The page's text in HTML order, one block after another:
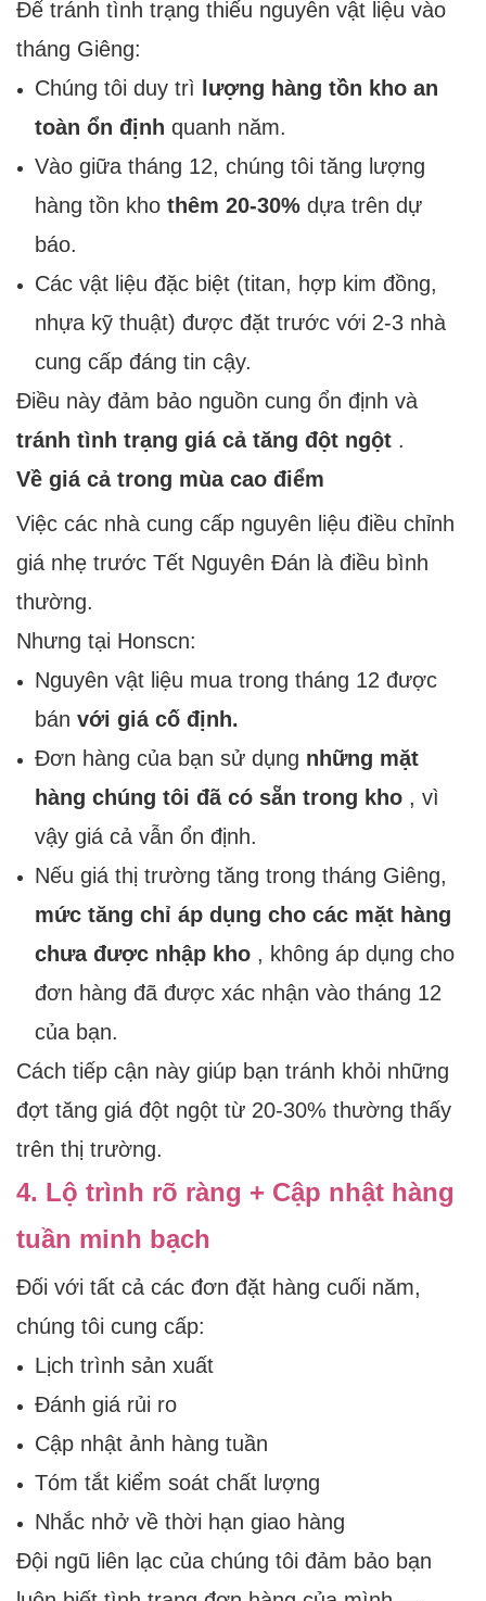
Để tránh tình trạng thiếu nguyên vật liệu vào
tháng Giêng:
Chúng tôi duy trì
lượng hàng tồn kho an
toàn ổn định quanh năm.
Vào giữa tháng 12, chúng tôi tăng lượng
hàng tồn kho thêm 20-30%dựa trên dự
báo.
Các vật liệu đặc biệt (titan, hợp kim đồng,
nhựa kỹ thuật) được đặt trước với 2-3 nhà
cung cấp đáng tin cậy.
Điều này đảm bảo nguồn cung ổn định và
tránh tình trạng giá cả tăng đột ngột .
Về giá cả trong mùa cao điểm
Việc các nhà cung cấp nguyên liệu điều chỉnh
giá nhẹ trước Tết Nguyên Đán là điều bình
thường.
Nhưng tại Honscn:
Nguyên vật liệu mua trong tháng 12 được
bán với giá cố định.
Đơn hàng của bạn sử dụng những mặt
hàng chúng tôi đã có sẵn trong kho, vì
vậy giá cả vẫn ổn định.
Nếu giá thị trường tăng trong tháng Giêng,
mức tăng chỉ áp dụng cho các mặt hàng
chưa được nhập kho, không áp dụng cho
đơn hàng đã được xác nhận vào tháng 12
của bạn.
Cách tiếp cận này giúp bạn tránh khỏi những
đợt tăng giá đột ngột từ 20-30% thường thấy
trên thị trường.
4. Lộ trình rõ ràng + Cập nhật hàng
tuần minh bạch
Đối với tất cả các đơn đặt hàng cuối năm,
chúng tôi cung cấp:
Lịch trình sản xuất
Đánh giá rủi ro
Cập nhật ảnh hàng tuần
Tóm tắt kiểm soát chất lượng
Nhắc nhở về thời hạn giao hàng
Đội ngũ liên lạc của chúng tôi đảm bảo bạn